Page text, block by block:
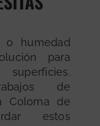
o humedad
para
de
Coloma de
estos